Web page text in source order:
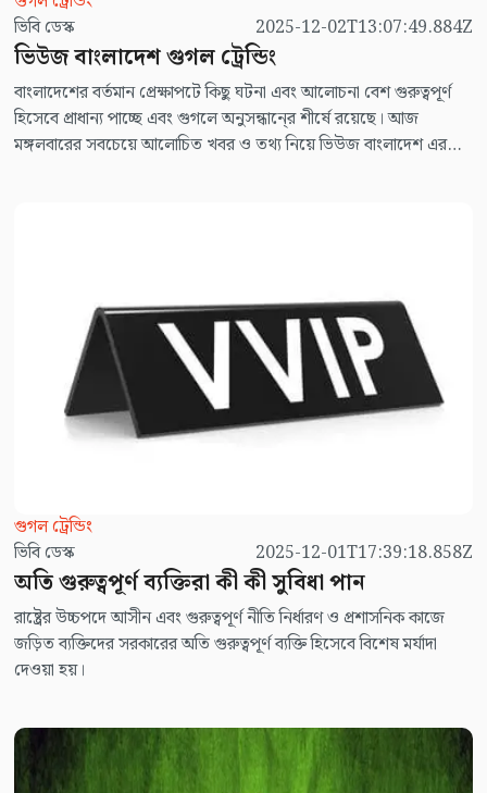
ভিবি ডেস্ক
2025-12-02T13:07:49.884Z
ভিউজ বাংলাদেশ গুগল ট্রেন্ডিং
বাংলাদেশের বর্তমান প্রেক্ষাপটে কিছু ঘটনা এবং আলোচনা বেশ গুরুত্বপূর্ণ
হিসেবে প্রাধান্য পাচ্ছে এবং গুগলে অনুসন্ধানে্র শীর্ষে রয়েছে। আজ
মঙ্গলবারের সবচেয়ে আলোচিত খবর ও তথ্য নিয়ে ভিউজ বাংলাদেশ এর
গুগল ট্রেন্ডিং
ভিবি ডেস্ক
2025-12-01T17:39:18.858Z
অতি গুরুত্বপূর্ণ ব্যক্তিরা কী কী সুবিধা পান
রাষ্ট্রের উচ্চপদে আসীন এবং গুরুত্বপূর্ণ নীতি নির্ধারণ ও প্রশাসনিক কাজে
জড়িত ব্যক্তিদের সরকারের অতি গুরুত্বপূর্ণ ব্যক্তি হিসেবে বিশেষ মর্যাদা
দেওয়া হয়।